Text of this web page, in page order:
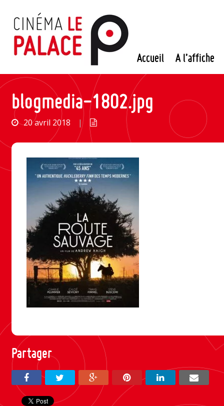
contenu
Accueil A l’affiche
blogmedia-1802.jpg
20 avril 2018 |
Partager